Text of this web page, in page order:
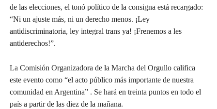
de las elecciones, el tonó político de la consigna está recargado:
“Ni un ajuste más, ni un derecho menos. ¡Ley
antidiscriminatoria, ley integral trans ya! ¡Frenemos a les
antiderechos!”.
La Comisión Organizadora de la Marcha del Orgullo califica
este evento como “el acto público más importante de nuestra
comunidad en Argentina” . Se hará en treinta puntos en todo el
país a partir de las diez de la mañana.